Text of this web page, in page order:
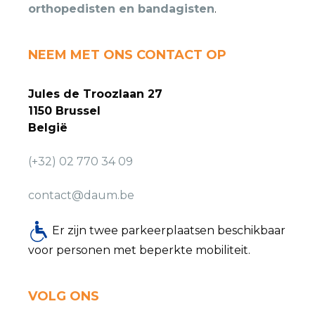
orthopedisten en bandagisten.
NEEM MET ONS CONTACT OP
Jules de Troozlaan 27
1150 Brussel
België
(+32) 02 770 34 09
contact@daum.be
Er zijn twee parkeerplaatsen beschikbaar
voor personen met beperkte mobiliteit.
VOLG ONS